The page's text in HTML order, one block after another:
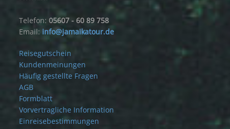
Telefon:05607 - 60 89 758
Email: info@jamaikatour.de
Reisegutschein
Kundenmeinungen
Häufig gestellte Fragen
AGB
Formblatt
Vorvertragliche Information
Einreisebestimmungen